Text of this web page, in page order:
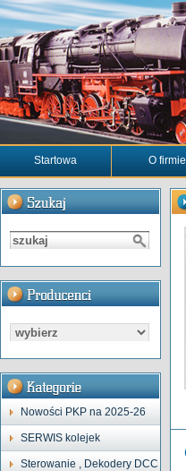
Startowa O firmie
Nowości PKP na 2025-26
SERWIS kolejek
Sterowanie , Dekodery DCC